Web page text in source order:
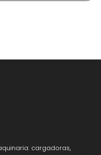
cargadoras,